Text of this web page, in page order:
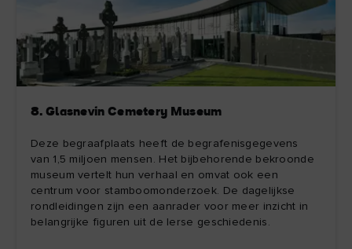
8. Glasnevin Cemetery Museum
Deze begraafplaats heeft de begrafenisgegevens
van 1,5 miljoen mensen. Het bijbehorende bekroonde
museum vertelt hun verhaal en omvat ook een
centrum voor stamboomonderzoek. De dagelijkse
rondleidingen zijn een aanrader voor meer inzicht in
belangrijke figuren uit de Ierse geschiedenis.